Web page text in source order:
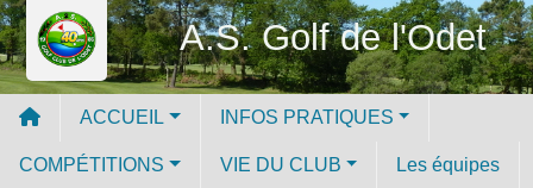
A.S. Golf de l'Odet
ACCUEIL INFOS PRATIQUES
COMPÉTITIONS VIE DU CLUB Les équipes
Panneau de gestion des cookies